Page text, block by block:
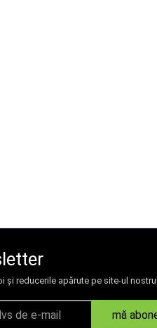
și reducerile apărute pe site-ul nostru!
mă